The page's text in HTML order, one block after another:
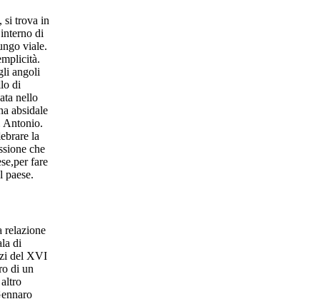
si trova in
di
viale.
angoli
di
nello
absidale
Antonio.
la
che
fare
paese.
relazione
di
del XVI
di un